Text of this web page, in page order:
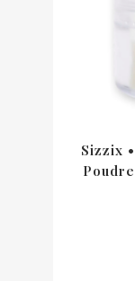
Sizzix